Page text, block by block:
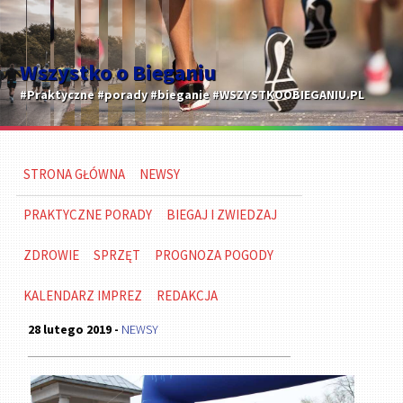
Wszystko o Bieganiu
#Praktyczne #porady #bieganie #WSZYSTKOOBIEGANIU.PL
STRONA GŁÓWNA NEWSY
PRAKTYCZNE PORADY BIEGAJ I ZWIEDZAJ
ZDROWIE SPRZĘT PROGNOZA POGODY
KALENDARZ IMPREZ REDAKCJA
28 lutego 2019 - NEWSY